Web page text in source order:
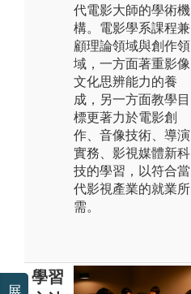
代電影大師的學術機
構。電影學系課程兼
顧理論領域與創作領
域，一方面著重影像
文化思辨能⼒的養
成，另一方面教學目
標更著力於電影創
作、⾳像技術、導演
實務、影視媒體新科
技的學習，以符合當
代影視產業的就業所
需。
學習